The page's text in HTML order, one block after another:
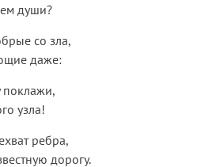
души?
со зла,
даже:
поклажи,
узла!
ребра,
дорогу.